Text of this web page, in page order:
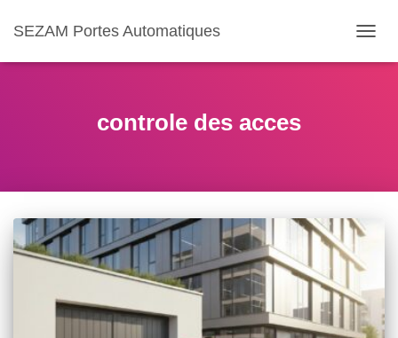
SEZAM Portes Automatiques
LA
controle des acces